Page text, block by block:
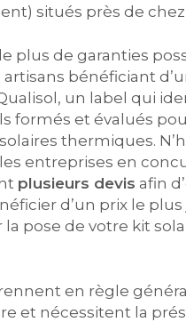
situés près de chez
plus de garanties
bénéficiant
un label qui
formés et évalués
thermiques.
entreprises en
plusieurs devis afin
d’un prix le plus
pose de votre kit
en règle
et nécessitent la